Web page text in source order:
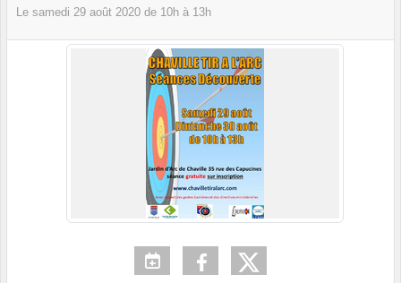
Le samedi 29 août 2020 de 10h à 13h